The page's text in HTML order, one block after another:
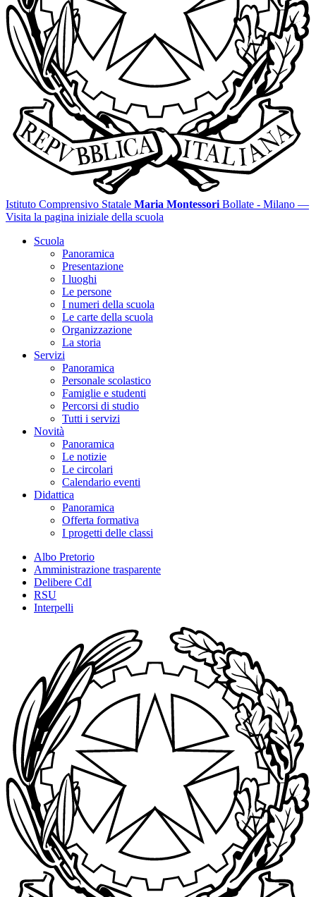
Istituto Comprensivo Statale Maria Montessori Bollate - Milano —
Visita la pagina iniziale della scuola
Scuola
Panoramica
Presentazione
I luoghi
Le persone
I numeri della scuola
Le carte della scuola
Organizzazione
La storia
Servizi
Panoramica
Personale scolastico
Famiglie e studenti
Percorsi di studio
Tutti i servizi
Novità
Panoramica
Le notizie
Le circolari
Calendario eventi
Didattica
Panoramica
Offerta formativa
I progetti delle classi
Albo Pretorio
Amministrazione trasparente
Delibere CdI
RSU
Interpelli